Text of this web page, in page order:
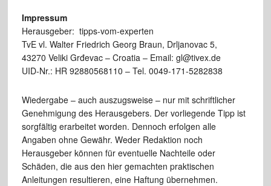
Impressum
Herausgeber: tipps-vom-experten
TvE vl. Walter Friedrich Georg Braun, Drljanovac 5,
43270 Veliki Grđevac – Croatia – Email: gl@tivex.de
UID-Nr.: HR 92880568110 – Tel. 0049-171-5282838
Wiedergabe – auch auszugsweise – nur mit schriftlicher
Genehmigung des Herausgebers. Der vorliegende Tipp ist
sorgfältig erarbeitet worden. Dennoch erfolgen alle
Angaben ohne Gewähr. Weder Redaktion noch
Herausgeber können für eventuelle Nachteile oder
Schäden, die aus den hier gemachten praktischen
Anleitungen resultieren, eine Haftung übernehmen.